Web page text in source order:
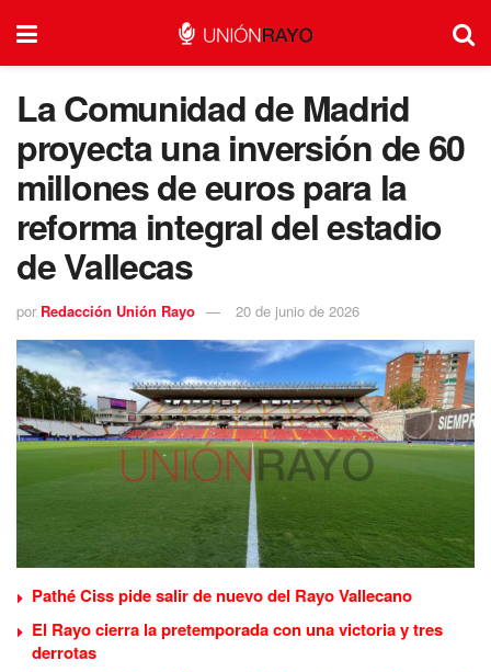
La Comunidad de Madrid
proyecta una inversión de 60
millones de euros para la
reforma integral del estadio
de Vallecas
por Redacción Unión Rayo 20 de junio de 2026
Pathé Ciss pide salir de nuevo del Rayo Vallecano
El Rayo cierra la pretemporada con una victoria y tres
derrotas